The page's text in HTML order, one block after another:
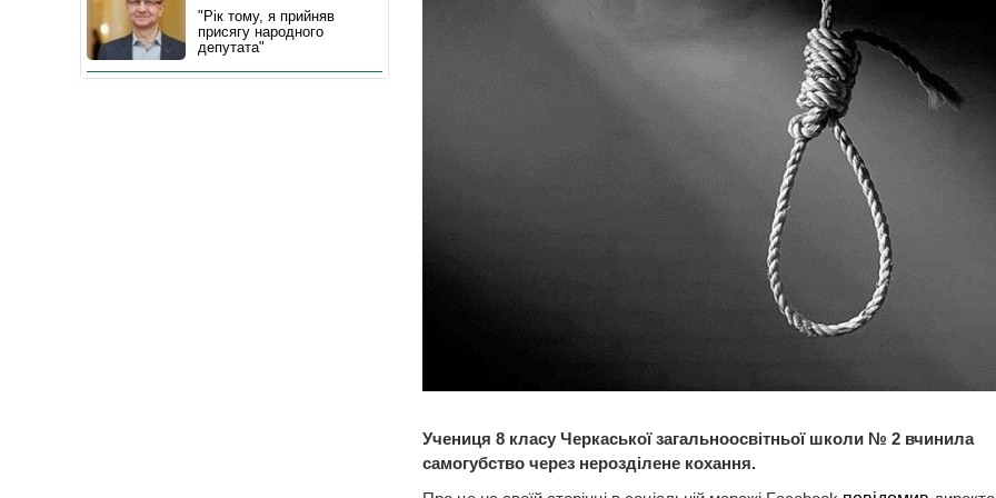
Учениця 8 класу Черкаської загальноосвітньої школи № 2 вчинила
самогубство через нерозділене кохання.
"Рік тому, я прийняв
присягу народного
депутата"